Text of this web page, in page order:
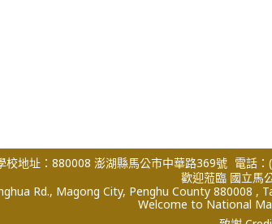
校地址：880008 澎湖縣馬公市中華路369號 電話
歡迎蒞臨 國立馬
Rd., Magong City, Penghu County 880008 ,
Welcome to National